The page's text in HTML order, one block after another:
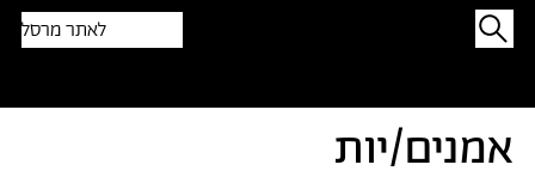
לאתר מרסל
אמנים/יות